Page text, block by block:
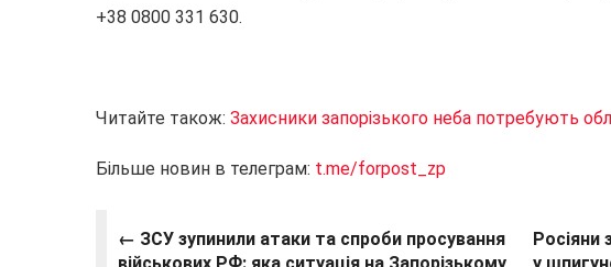
+38 0800 331 630.
Читайте також: Захисники запорізького неба потребують
Більше новин в телеграм: t.me/forpost_zp
← ЗСУ зупинили атаки та спроби просування
Росіяни